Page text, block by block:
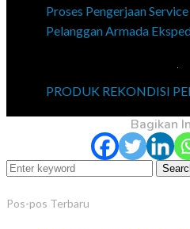
Proses Pengerjaan
Pelanggan Armada
PRODUK REKONDISI
Bagikan
Pos-pos Terbaru